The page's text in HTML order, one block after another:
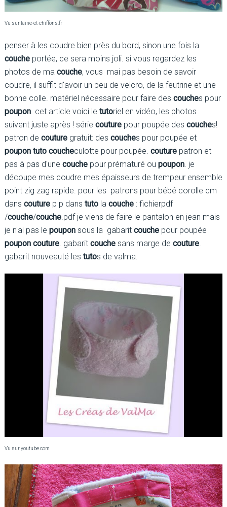
Vu sur laine-et-chiffons.fr
penser à les coudre bien près du bord, sinon une fois la
coucheportée, ce sera moins joli. si vous regardez les
photos de ma couche, vous mai pas besoin de savoir
coudre, il suffit d'avoir un peu de velcro, de la feutrine et une
bonne colle. matériel nécessaire pour faire des couches pour
poupon. cet article voici le tutoriel en vidéo, les photos
suivent juste après ! série couturepour poupée des couches!
patron de couturegratuit: des couches pour poupée et
poupon tuto coucheculotte pour poupée. couturepatron et
pas à pas d'une couchepour prématuré ou poupon. je
découpe mes coudre mes épaisseurs de trempeur ensemble
point zig zag rapide. pour les patrons pour bébé corolle cm
dans couturep p dans tutola couche: fichierpdf
/couche/couche.pdf je viens de faire le pantalon en jean mais
je n'ai pas le pouponsous la gabarit couchepour poupée
poupon couture. gabarit couchesans marge de couture.
gabarit nouveauté les tutos de valma.
Vu sur youtube.com